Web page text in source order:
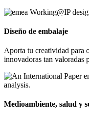
Diseño de embalaje
Aporta tu creatividad para
innovadoras tan valoradas
Medioambiente, salud y